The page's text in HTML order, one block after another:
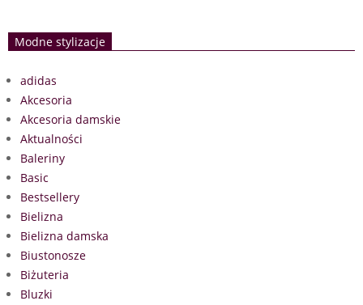
Modne stylizacje
adidas
Akcesoria
Akcesoria damskie
Aktualności
Baleriny
Basic
Bestsellery
Bielizna
Bielizna damska
Biustonosze
Biżuteria
Bluzki